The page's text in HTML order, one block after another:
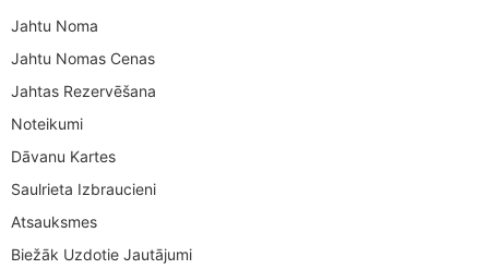
Jahtu Noma
Jahtu Nomas Cenas
Jahtas Rezervēšana
Noteikumi
Dāvanu Kartes
Saulrieta Izbraucieni
Atsauksmes
Biežāk Uzdotie Jautājumi